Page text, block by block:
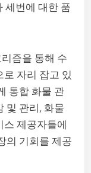
세번에 대한 품
즘을 통해 수
자리 잡고 있
통합 화물 관
및 관리, 화물
스 제공자들에
의 기회를 제공